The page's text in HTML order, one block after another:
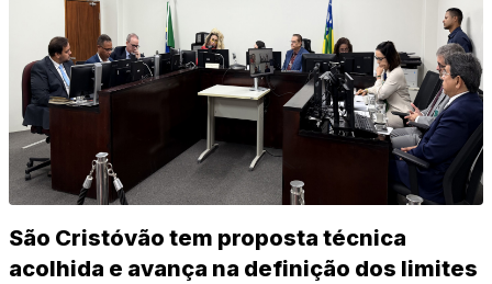
São Cristóvão tem proposta técnica
acolhida e avança na definição dos limites